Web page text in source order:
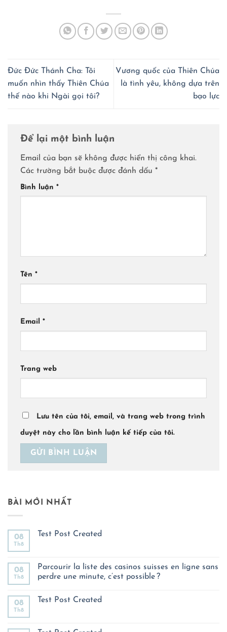
Đức Đức Thánh Cha: Tôi
muốn nhìn thấy Thiên Chúa
thế nào khi Ngài gọi tôi?
Vương quốc của Thiên Chúa
là tình yêu, không dựa trên
bạo lực
Để lại một bình luận
Email của bạn sẽ không được hiển thị công khai.
Các trường bắt buộc được đánh dấu *
Bình luận *
Tên *
Email *
Trang web
Lưu tên của tôi, email, và trang web trong trình
duyệt này cho lần bình luận kế tiếp của tôi.
BÀI MỚI NHẤT
08
Th8
Test Post Created
luận
ở
Test
08
Th8
Parcourir la liste des casinos suisses en ligne sans
perdre une minute, c’est possible ?
bình
08
Th8
Test Post Created
luận